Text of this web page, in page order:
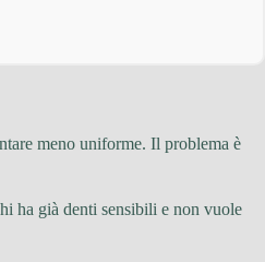
meno uniforme. Il problema è
ha già denti sensibili e non vuole